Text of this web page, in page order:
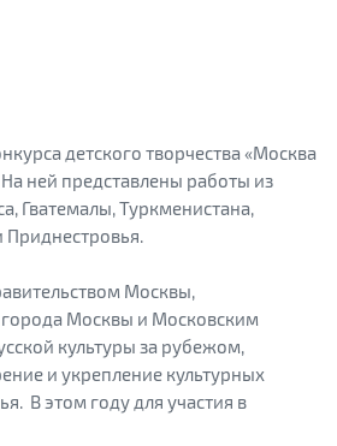
детского творчества «Москва
ней представлены работы из
Гватемалы, Туркменистана,
Приднестровья.
Москвы,
Москвы и Московским
культуры за рубежом,
и укрепление культурных
В этом году для участия в